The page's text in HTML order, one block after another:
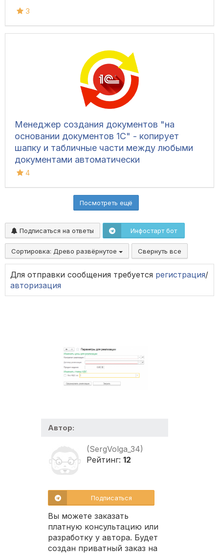
3
Менеджер создания документов "на
основании документов 1С" - копирует
шапку и табличные части между любыми
документами автоматически
4
Посмотреть ещё
Подписаться на ответы Инфостарт бот
Сортировка: Древо развёрнутое Свернуть все
Для отправки сообщения требуется регистрация/
авторизация
Автор:
(SergVolga_34)
Рейтинг: 12
Подписаться
Вы можете заказать
платную консультацию или
разработку у автора. Будет
создан приватный заказ на